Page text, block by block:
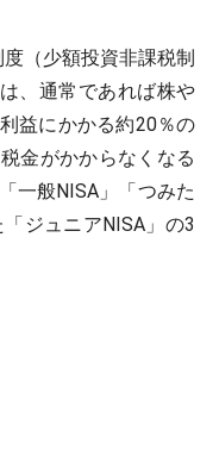
（少額投資非課税制
、通常であれば株や
益にかかる約20％の
金がかからなくなる
一般NISA」「つみた
ジュニアNISA」の3